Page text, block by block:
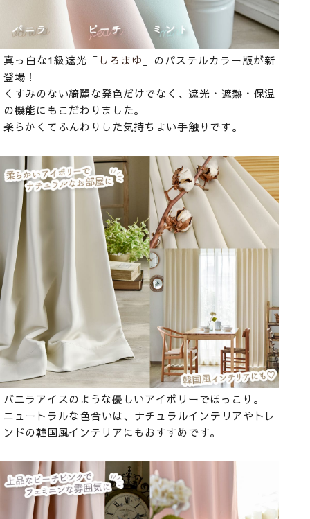
真っ白な1級遮光「しろまゆ 」のパステルカラー版が新
登場！
くすみのない綺麗な発色だけでなく、遮光・遮熱・保温
の機能にもこだわりました。
柔らかくてふんわりした気持ちよい手触りです。
バニラアイスのような優しいアイボリーでほっこり。
ニュートラルな色合いは、ナチュラルインテリアやトレ
ンドの韓国風インテリアにもおすすめです。